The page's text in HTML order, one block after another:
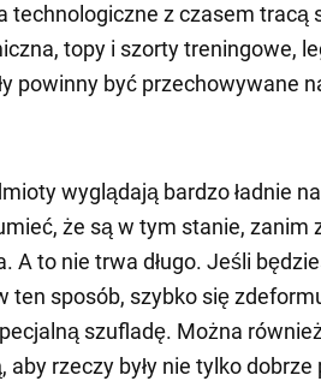
technologiczne z czasem tracą
topy i szorty treningowe,
powinny być przechowywane
wyglądają bardzo ładnie
że są w tym stanie, zanim
A to nie trwa długo. Jeśli
ten sposób, szybko się
szufladę. Można
aby rzeczy były nie tylko